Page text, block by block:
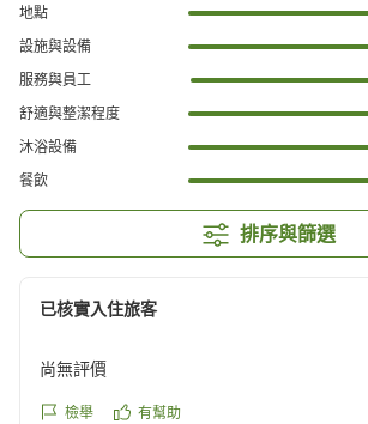
地點
設施與設備
服務與員工
舒適與整潔程度
沐浴設備
餐飲
排序與篩選
已核實入住旅客
尚無評價
檢舉 有幫助